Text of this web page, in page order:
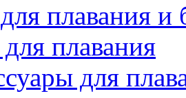
плавания и
плавания
для